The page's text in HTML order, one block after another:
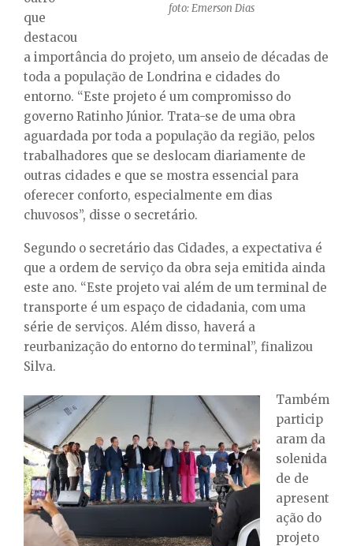
foto: Emerson Dias
que
destacou
a importância do projeto, um anseio de décadas de
toda a população de Londrina e cidades do
entorno. “Este projeto é um compromisso do
governo Ratinho Júnior. Trata-se de uma obra
aguardada por toda a população da região, pelos
trabalhadores que se deslocam diariamente de
outras cidades e que se mostra essencial para
oferecer conforto, especialmente em dias
chuvosos”, disse o secretário.
Segundo o secretário das Cidades, a expectativa é
que a ordem de serviço da obra seja emitida ainda
este ano. “Este projeto vai além de um terminal de
transporte é um espaço de cidadania, com uma
série de serviços. Além disso, haverá a
reurbanização do entorno do terminal”, finalizou
Silva.
Também
particip
aram da
solenida
de de
apresent
ação do
projeto